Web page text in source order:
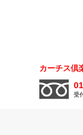
カーチス倶
受